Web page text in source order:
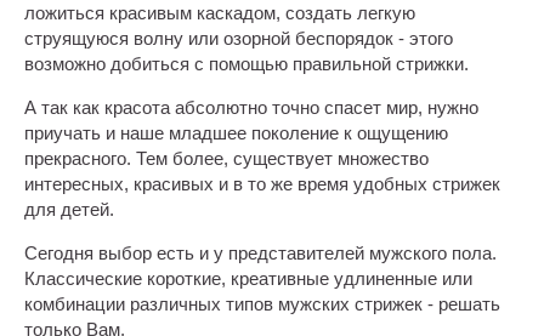
ложиться красивым каскадом, создать легкую
струящуюся волну или озорной беспорядок - этого
возможно добиться с помощью правильной стрижки.
А так как красота абсолютно точно спасет мир, нужно
приучать и наше младшее поколение к ощущению
прекрасного. Тем более, существует множество
интересных, красивых и в то же время удобных стрижек
для детей.
Сегодня выбор есть и у представителей мужского пола.
Классические короткие, креативные удлиненные или
комбинации различных типов мужских стрижек - решать
только Вам.